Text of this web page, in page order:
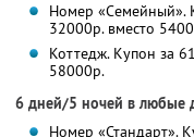
Номер «Семейный».
32000р. вместо
Коттедж. Купон за
58000р.
6 дней/5 ночей в любые
Номер «Стандарт».